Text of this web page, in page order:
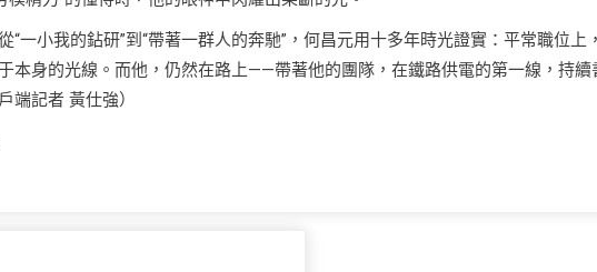
一小我的鉆研”到“帶著一群人的奔馳”，何昌元用十多年時光證實：平常職位上，
本身的光線。而他，仍然在路上——帶著他的團隊，在鐵路供電的第一線，持續
端記者 黃仕強）